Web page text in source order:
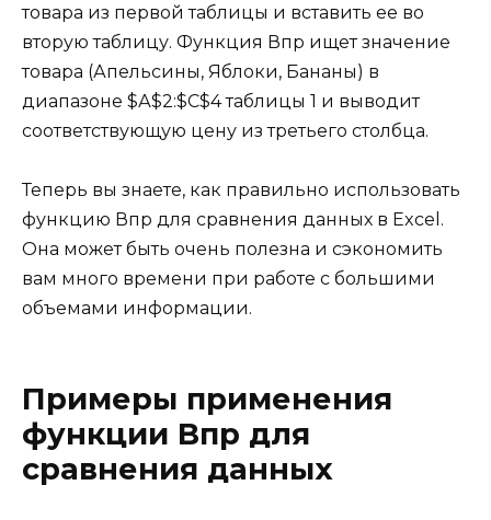
товара из первой таблицы и вставить ее во
вторую таблицу. Функция Впр ищет значение
товара (Апельсины, Яблоки, Бананы) в
диапазоне $А$2:$С$4 таблицы 1 и выводит
соответствующую цену из третьего столбца.
Теперь вы знаете, как правильно использовать
функцию Впр для сравнения данных в Excel.
Она может быть очень полезна и сэкономить
вам много времени при работе с большими
объемами информации.
Примеры применения
функции Впр для
сравнения данных